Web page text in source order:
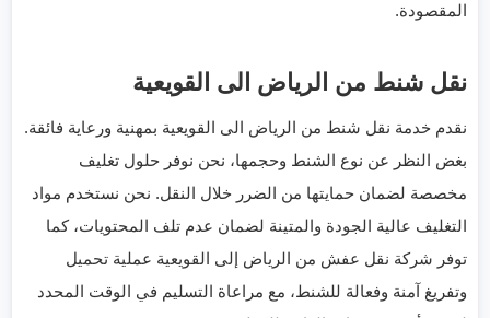
المقصودة.
نقل شنط من الرياض الى القويعية
نقدم خدمة نقل شنط من الرياض الى القويعية بمهنية ورعاية فائقة.
بغض النظر عن نوع الشنط وحجمها، نحن نوفر حلول تغليف
مخصصة لضمان حمايتها من الضرر خلال النقل. نحن نستخدم مواد
التغليف عالية الجودة والمتينة لضمان عدم تلف المحتويات، كما
توفر شركة نقل عفش من الرياض إلى القويعية عملية تحميل
وتفريغ آمنة وفعالة للشنط، مع مراعاة التسليم في الوقت المحدد